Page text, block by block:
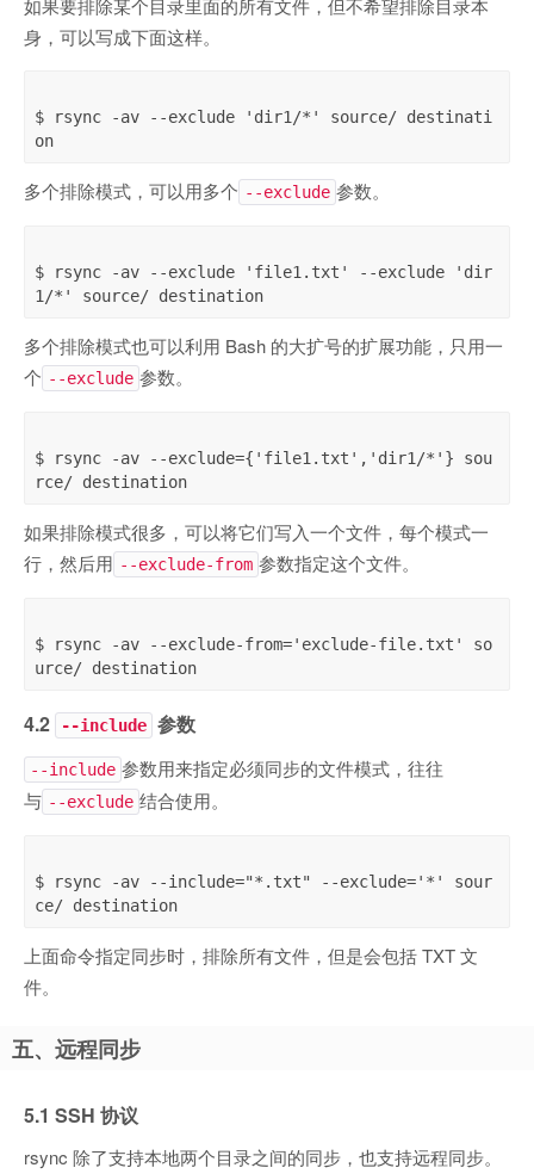
如果要排除某个目录里面的所有文件，但不希望排除目录本
身，可以写成下面这样。
$ rsync -av --exclude 'dir1/*' source/ destinati
多个排除模式，可以用多个 --exclude 参数。
$ rsync -av --exclude 'file1.txt' --exclude 'dir
多个排除模式也可以利用 Bash 的大扩号的扩展功能，只用一
个 --exclude 参数。
$ rsync -av --exclude={'file1.txt','dir1/*'} sou
如果排除模式很多，可以将它们写入一个文件，每个模式一
行，然后用 --exclude-from 参数指定这个文件。
$ rsync -av --exclude-from='exclude-file.txt' so
4.2 --include 参数
--include 参数用来指定必须同步的文件模式，往往
与 --exclude 结合使用。
$ rsync -av --include="*.txt" --exclude='*' sour
上面命令指定同步时，排除所有文件，但是会包括 TXT 文
件。
五、远程同步
5.1 SSH 协议
rsync 除了支持本地两个目录之间的同步，也支持远程同步。